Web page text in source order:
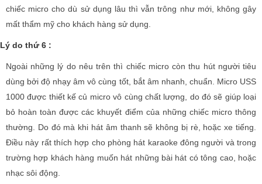
chiếc micro cho dù sử dụng lâu thì vẫn trông như mới, không gây
mất thẩm mỹ cho khách hàng sử dụng.
Lý do thứ 6 :
Ngoài những lý do nêu trên thì chiếc micro còn thu hút người tiêu
dùng bởi độ nhạy âm vô cùng tốt, bắt âm nhanh, chuẩn. Micro USS
1000 được thiết kế củ micro vô cùng chất lượng, do đó sẽ giúp loại
bỏ hoàn toàn được các khuyết điểm của những chiếc micro thông
thường. Do đó mà khi hát âm thanh sẽ không bị rè, hoặc xe tiếng.
Điều này rất thích hợp cho phòng hát karaoke đông người và trong
trường hợp khách hàng muốn hát những bài hát có tông cao, hoặc
nhạc sôi động.